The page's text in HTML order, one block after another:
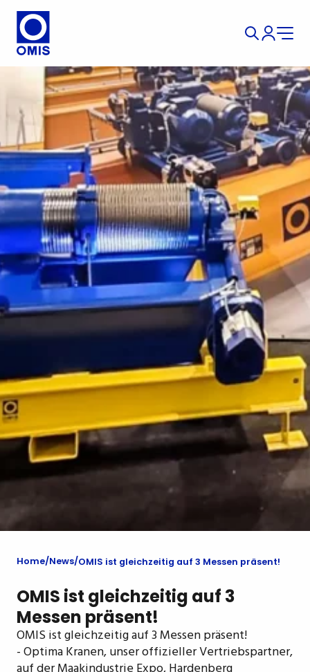
Home News OMIS ist gleichzeitig auf 3 Messen präsent!
OMIS ist gleichzeitig auf 3
Messen präsent!
OMIS ist gleichzeitig auf 3 Messen präsent!
- Optima Kranen, unser offizieller Vertriebspartner,